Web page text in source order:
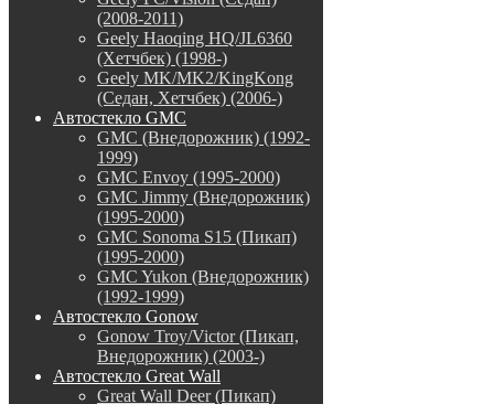
(2008-2011)
Geely Haoqing HQ/JL6360
(Хетчбек) (1998-)
Geely MK/MK2/KingKong
(Седан, Хетчбек) (2006-)
Автостекло GMC
GMC (Внедорожник) (1992-
1999)
GMC Envoy (1995-2000)
GMC Jimmy (Внедорожник)
(1995-2000)
GMC Sonoma S15 (Пикап)
(1995-2000)
GMC Yukon (Внедорожник)
(1992-1999)
Автостекло Gonow
Gonow Troy/Victor (Пикап,
Внедорожник) (2003-)
Автостекло Great Wall
Great Wall Deer (Пикап)